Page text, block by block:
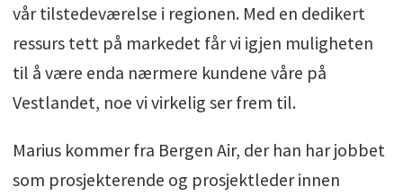
vår tilstedeværelse i regionen. Med en dedikert
ressurs tett på markedet får vi igjen muligheten
til å være enda nærmere kundene våre på
Vestlandet, noe vi virkelig ser frem til.
Marius kommer fra Bergen Air, der han har jobbet
som prosjekterende og prosjektleder innen